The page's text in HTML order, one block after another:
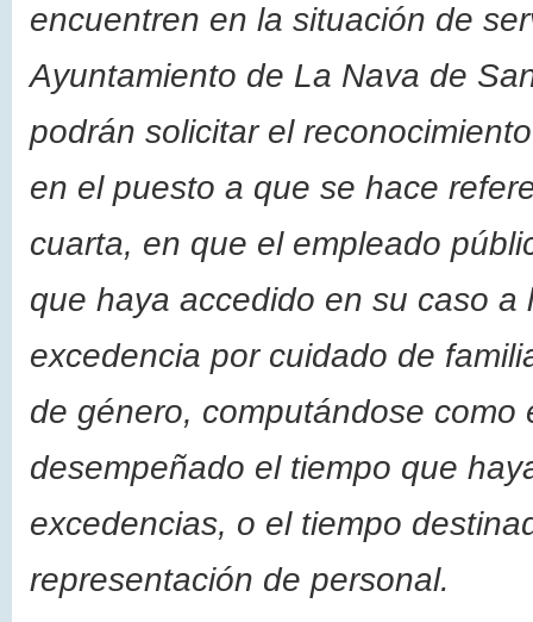
encuentren en la situación de
Ayuntamiento de La Nava de
podrán solicitar el
en el puesto a que se hace
cuarta, en que el empleado
que haya accedido en su caso
excedencia por cuidado de
de género, computándose
desempeñado el tiempo que
excedencias, o el tiempo
representación de personal.